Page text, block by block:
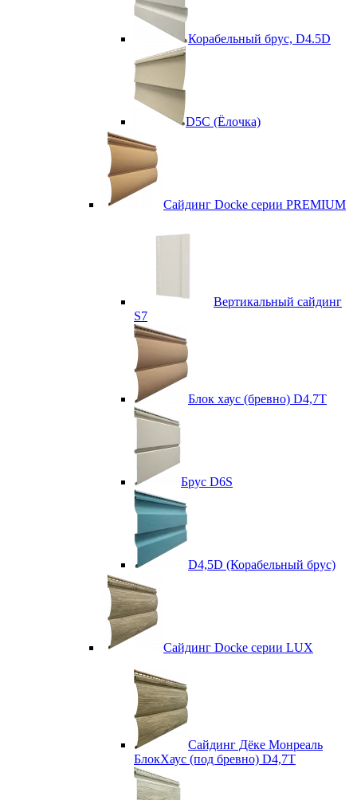
Корабельный брус, D4.5D
D5C (Ёлочка)
Сайдинг Docke серии PREMIUM
Вертикальный сайдинг
S7
Блок хаус (бревно) D4,7T
Брус D6S
D4,5D (Корабельный брус)
Сайдинг Docke серии LUX
Сайдинг Дёке Монреаль
БлокХаус (под бревно) D4,7T